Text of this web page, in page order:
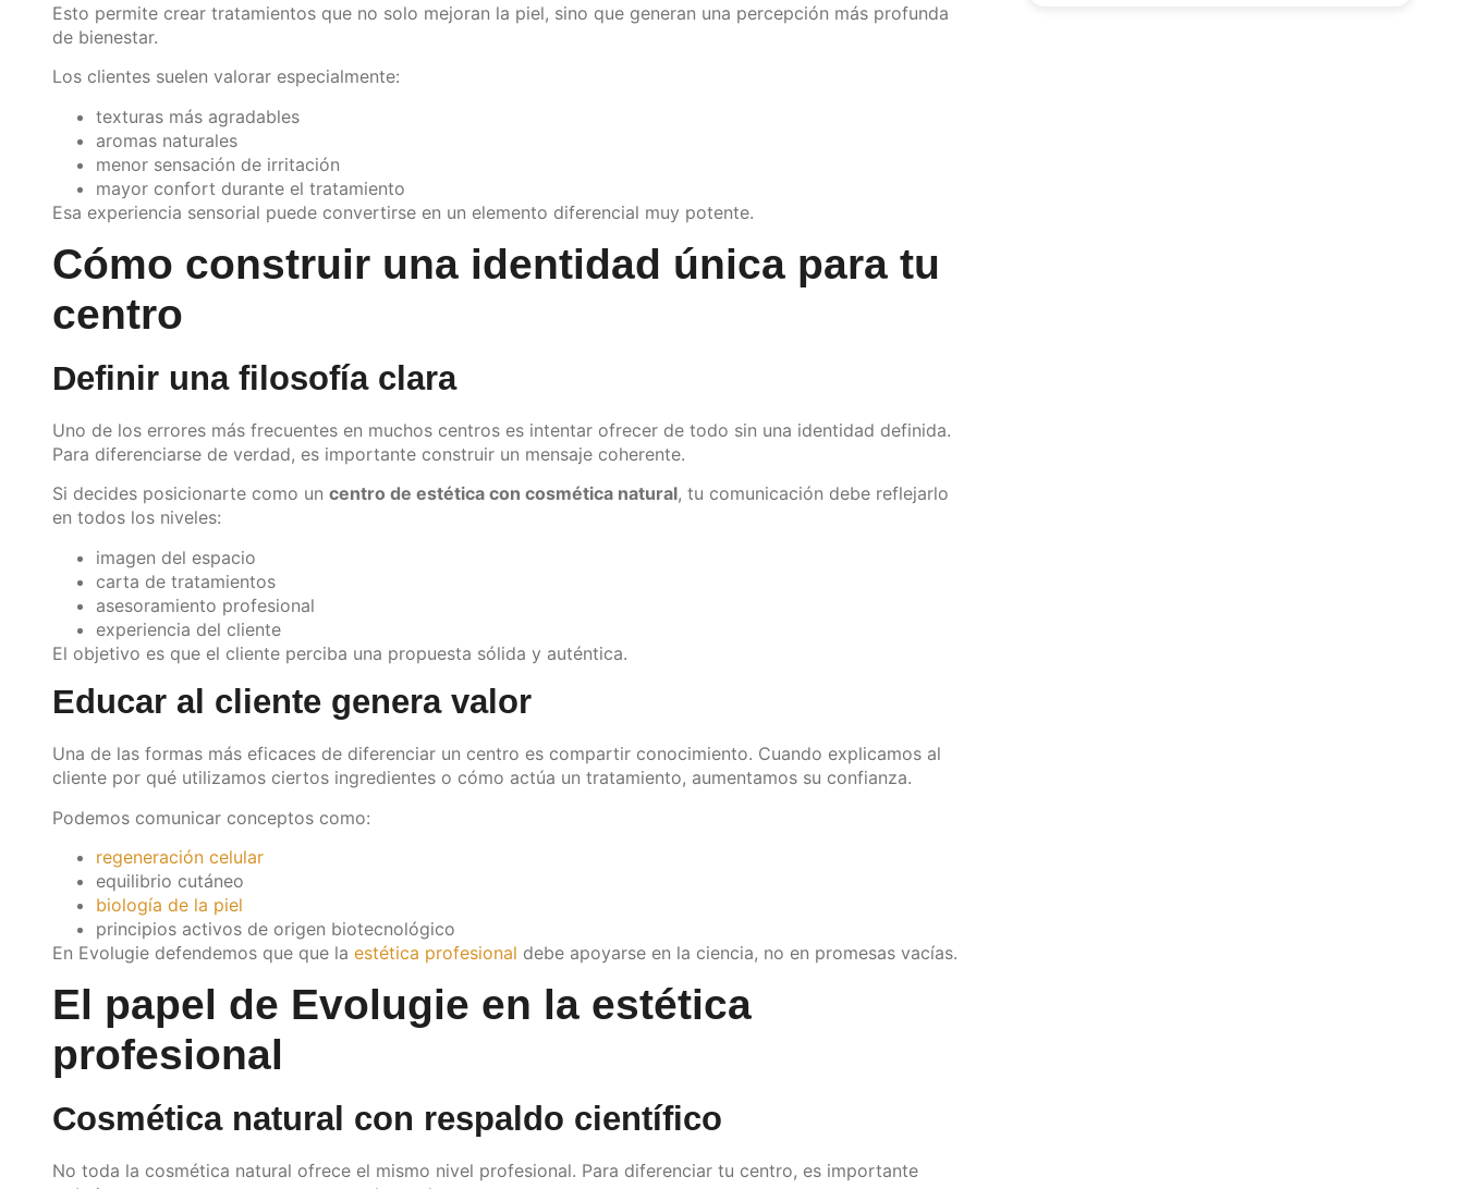
Esto permite crear tratamientos que no solo mejoran la piel, sino que generan una percepción más profunda
de bienestar.
Los clientes suelen valorar especialmente:
texturas más agradables
aromas naturales
menor sensación de irritación
mayor confort durante el tratamiento
Esa experiencia sensorial puede convertirse en un elemento diferencial muy potente.
Cómo construir una identidad única para tu
centro
Definir una filosofía clara
Uno de los errores más frecuentes en muchos centros es intentar ofrecer de todo sin una identidad definida.
Para diferenciarse de verdad, es importante construir un mensaje coherente.
Si decides posicionarte como un centro de estética con cosmética natural, tu comunicación debe reflejarlo
en todos los niveles:
imagen del espacio
carta de tratamientos
asesoramiento profesional
experiencia del cliente
El objetivo es que el cliente perciba una propuesta sólida y auténtica.
Educar al cliente genera valor
Una de las formas más eficaces de diferenciar un centro es compartir conocimiento. Cuando explicamos al
cliente por qué utilizamos ciertos ingredientes o cómo actúa un tratamiento, aumentamos su confianza.
Podemos comunicar conceptos como:
regeneración celular
equilibrio cutáneo
biología de la piel
principios activos de origen biotecnológico
En Evolugie defendemos que que la estética profesional debe apoyarse en la ciencia, no en promesas vacías.
El papel de Evolugie en la estética
profesional
Cosmética natural con respaldo científico
No toda la cosmética natural ofrece el mismo nivel profesional. Para diferenciar tu centro, es importante